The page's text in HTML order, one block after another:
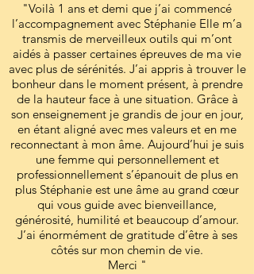
"Voilà 1 ans et demi que j’ai commencé
l’accompagnement avec Stéphanie Elle m’a
transmis de merveilleux outils qui m’ont
aidés à passer certaines épreuves de ma vie
avec plus de sérénités. J’ai appris à trouver le
bonheur dans le moment présent, à prendre
de la hauteur face à une situation. Grâce à
son enseignement je grandis de jour en jour,
en étant aligné avec mes valeurs et en me
reconnectant à mon âme. Aujourd’hui je suis
une femme qui personnellement et
professionnellement s’épanouit de plus en
plus Stéphanie est une âme au grand cœur
qui vous guide avec bienveillance,
générosité, humilité et beaucoup d’amour.
J’ai énormément de gratitude d’être à ses
côtés sur mon chemin de vie.
Merci "